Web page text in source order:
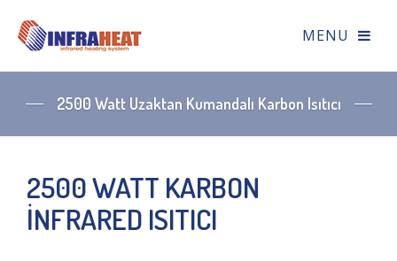
2500 Watt Uzaktan Kumandalı Karbon Isıtıcı
2500 WATT KARBON
İNFRARED ISITICI